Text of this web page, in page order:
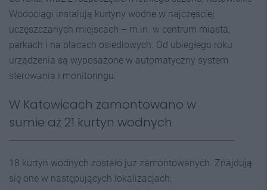
Wodociągi instalują kurtyny wodne w najczęściej
uczęszczanych miejscach – m.in. w centrum miasta,
parkach i na placach osiedlowych. Od ubiegłego roku
urządzenia są wyposażone w automatyczny system
sterowania i monitoringu.
W Katowicach zamontowano w
sumie aż 21 kurtyn wodnych
18 kurtyn wodnych zostało już zamontowanych. Znajdują
się one w następujących lokalizacjach: